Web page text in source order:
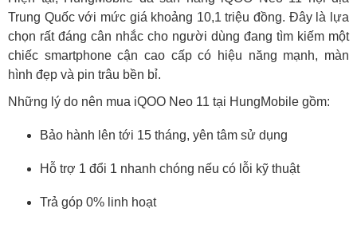
Trung Quốc với mức giá khoảng 10,1 triệu đồng. Đây là lựa
chọn rất đáng cân nhắc cho người dùng đang tìm kiếm một
chiếc smartphone cận cao cấp có hiệu năng mạnh, màn
hình đẹp và pin trâu bền bỉ.
Những lý do nên mua iQOO Neo 11 tại HungMobile gồm:
Bảo hành lên tới 15 tháng, yên tâm sử dụng
Hỗ trợ 1 đổi 1 nhanh chóng nếu có lỗi kỹ thuật
Trả góp 0% linh hoạt